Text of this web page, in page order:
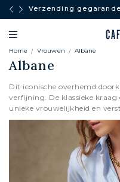
Verzending
Home Vrouwen Albane
Albane
Dit iconische overhemd
verfijning. De klassieke
unieke vrouwelijkheid en